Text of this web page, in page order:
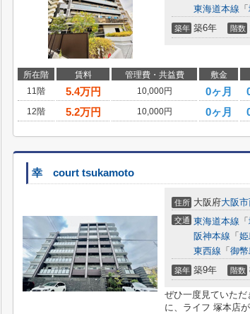
東海道本線 「
築年 築6年 階数
所在階 賃料 管理費・共益費 敷金
11階
5.4万円 10,000円 0ヶ月
12階
5.2万円 10,000円 0ヶ月
幸 court tsukamoto
住所 大阪府大阪
交通 東海道本線 「
阪神本線 「 姫
東西線 「 御幣
築年 築9年 階数
ぜひ一度見ていた
に、ライフ 塚本店